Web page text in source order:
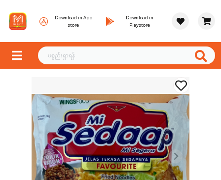
Download in App
store
Download in
Playstore